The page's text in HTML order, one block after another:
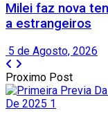
Milei faz nova
a estrangeiros
5 de Agosto, 2026
Proximo Post